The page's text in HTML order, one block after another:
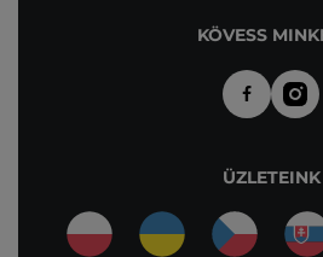
KÖVESS
ÜZLETEINK